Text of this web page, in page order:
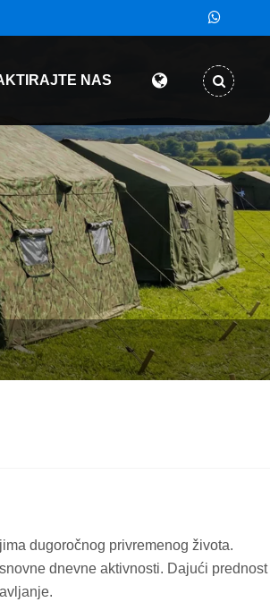
NAS
dugoročnog privremenog života.
dnevne aktivnosti. Dajući prednost